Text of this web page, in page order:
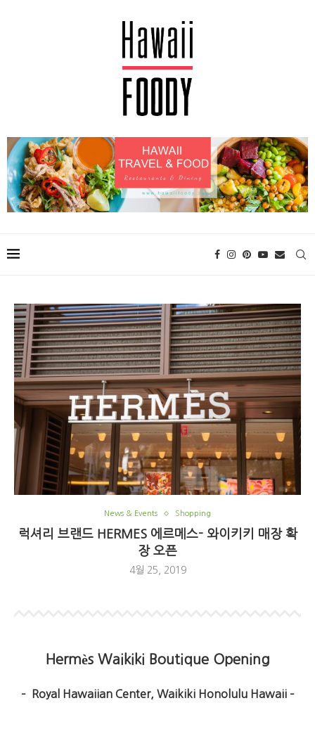
News & Events Shopping
럭셔리 브랜드 HERMES 에르메스- 와이키키 매장 확
장 오픈
4월 25, 2019
Hermès Waikiki Boutique Opening
– Royal Hawaiian Center, Waikiki Honolulu Hawaii –